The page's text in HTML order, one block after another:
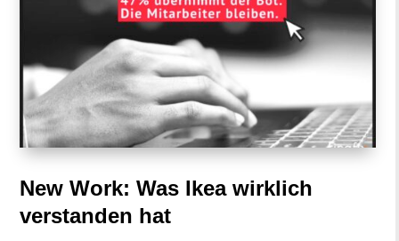
New Work: Was Ikea wirklich
verstanden hat